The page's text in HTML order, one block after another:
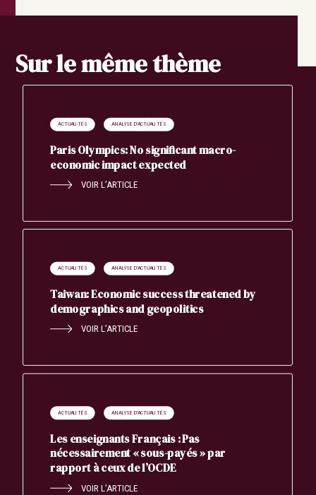
Sur le même thème
ACTUALITÉS ANALYSE D'ACTUALITÉS
Paris Olympics: No significant macro-
economic impact expected
VOIR L’ARTICLE
ACTUALITÉS ANALYSE D'ACTUALITÉS
Taiwan: Economic success threatened by
demographics and geopolitics
VOIR L’ARTICLE
ACTUALITÉS ANALYSE D'ACTUALITÉS
Les enseignants Français : Pas
nécessairement « sous-payés » par
rapport à ceux de l’OCDE
VOIR L’ARTICLE